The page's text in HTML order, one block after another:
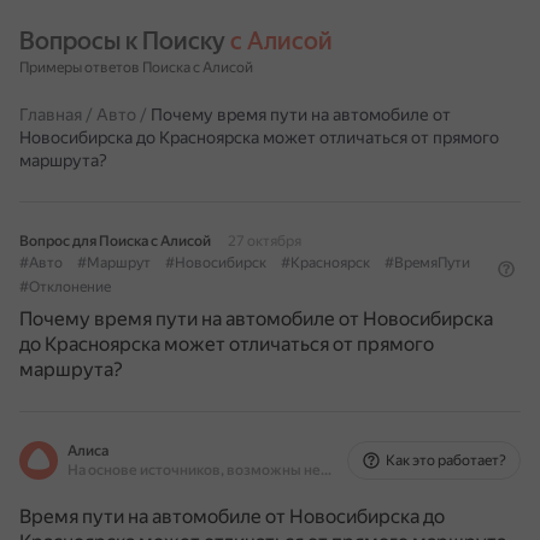
Вопросы к Поиску с Алисой
Примеры ответов Поиска с Алисой
Главная / Авто / Почему время пути на автомобиле от
Новосибирска до Красноярска может отличаться от прямого
маршрута?
Вопрос для Поиска с Алисой
27 октября
#Авто
#Маршрут #Новосибирск #Красноярск
#ВремяПути
#Отклонение
Почему время пути на автомобиле от Новосибирска
до Красноярска может отличаться от прямого
маршрута?
Алиса
На основе источников, возможны неточности
Как это работает?
Время пути на автомобиле от Новосибирска до